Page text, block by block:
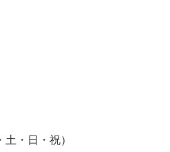
・日・祝）